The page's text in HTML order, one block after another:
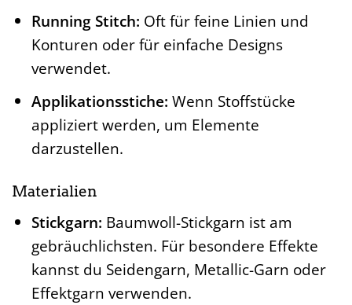
Running Stitch: Oft für feine Linien und
Konturen oder für einfache Designs
verwendet.
Applikationsstiche: Wenn Stoffstücke
appliziert werden, um Elemente
darzustellen.
Materialien
Stickgarn: Baumwoll-Stickgarn ist am
gebräuchlichsten. Für besondere Effekte
kannst du Seidengarn, Metallic-Garn oder
Effektgarn verwenden.